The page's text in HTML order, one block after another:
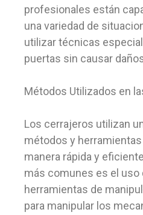
profesionales están
una variedad de
utilizar técnicas
puertas sin causar
Métodos Utilizados en
Los cerrajeros utilizan
métodos y
manera rápida y
más comunes es el uso
herramientas de
para manipular los